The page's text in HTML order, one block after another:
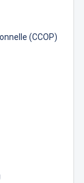
(CCOP)